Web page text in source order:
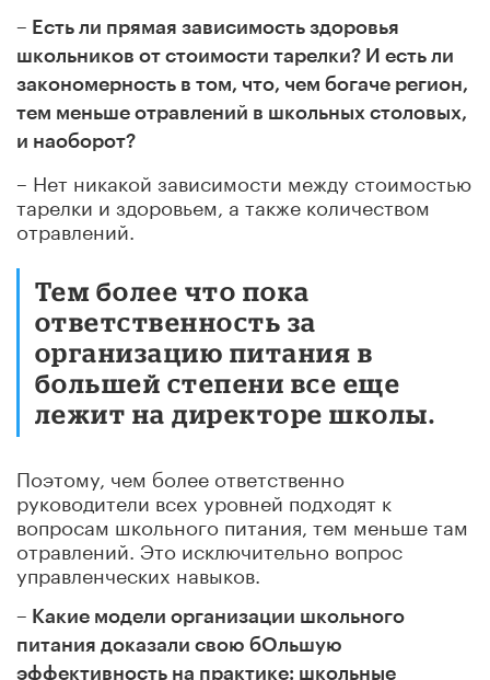
– Есть ли прямая зависимость здоровья
школьников от стоимости тарелки? И есть ли
закономерность в том, что, чем богаче регион,
тем меньше отравлений в школьных столовых,
и наоборот?
– Нет никакой зависимости между стоимостью
тарелки и здоровьем, а также количеством
отравлений.
Тем более что пока
ответственность за
организацию питания в
большей степени все еще
лежит на директоре школы.
Поэтому, чем более ответственно
руководители всех уровней подходят к
вопросам школьного питания, тем меньше там
отравлений. Это исключительно вопрос
управленческих навыков.
– Какие модели организации школьного
питания доказали свою бОльшую
эффективность на практике: школьные